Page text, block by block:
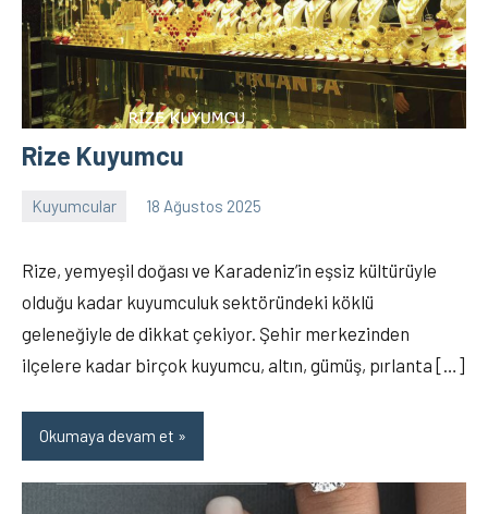
Rize Kuyumcu
Kuyumcular 18 Ağustos 2025
İslam
Yorum
Rize, yemyeşil doğası ve Karadeniz’in eşsiz kültürüyle
olduğu kadar kuyumculuk sektöründeki köklü
geleneğiyle de dikkat çekiyor. Şehir merkezinden
ilçelere kadar birçok kuyumcu, altın, gümüş, pırlanta […]
Okumaya devam et